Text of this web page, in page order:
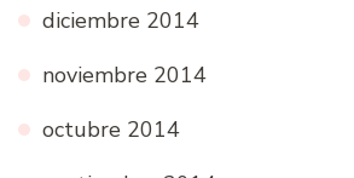
diciembre 2014
noviembre 2014
octubre 2014